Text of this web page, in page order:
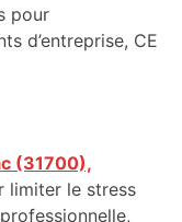
pour
d’entreprise, CE
(31700),
limiter le stress